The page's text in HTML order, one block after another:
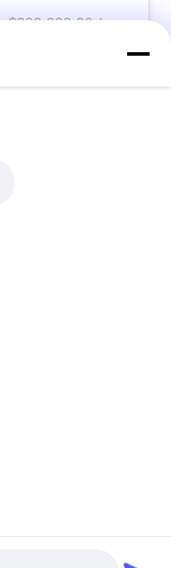
$50,000.00 - $300,000.00 / Set MOQ:1 सेट / सेट